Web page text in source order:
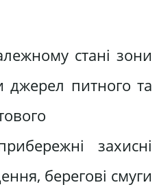
стані зони
джерел питного та
захисні
берегові смуги